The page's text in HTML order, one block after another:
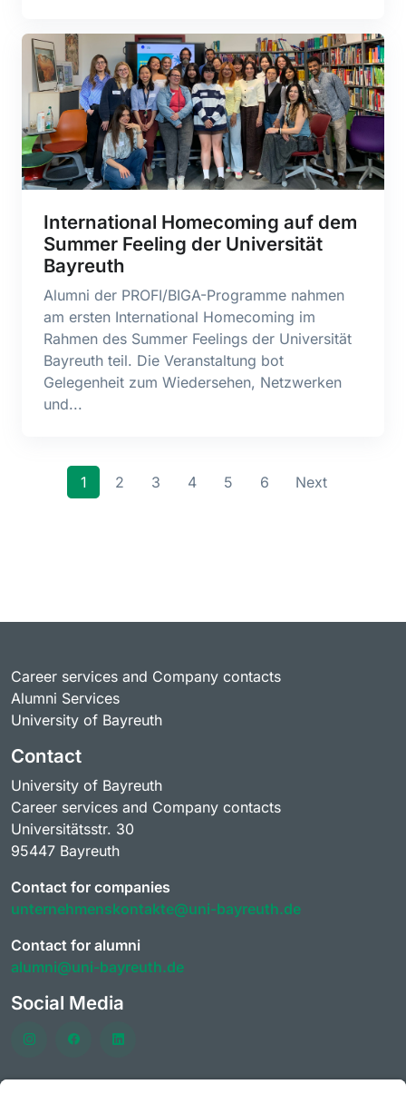
International Homecoming auf dem
Summer Feeling der Universität
Bayreuth
Alumni der PROFI/BIGA-Programme nahmen
am ersten International Homecoming im
Rahmen des Summer Feelings der Universität
Bayreuth teil. Die Veranstaltung bot
Gelegenheit zum Wiedersehen, Netzwerken
und...
1 2 3 4 5 6 Next
Career services and Company contacts
Alumni Services
University of Bayreuth
Contact
University of Bayreuth
Career services and Company contacts
Universitätsstr. 30
95447 Bayreuth
Contact for companies
unternehmenskontakte@uni-bayreuth.de
Contact for alumni
alumni@uni-bayreuth.de
Social Media